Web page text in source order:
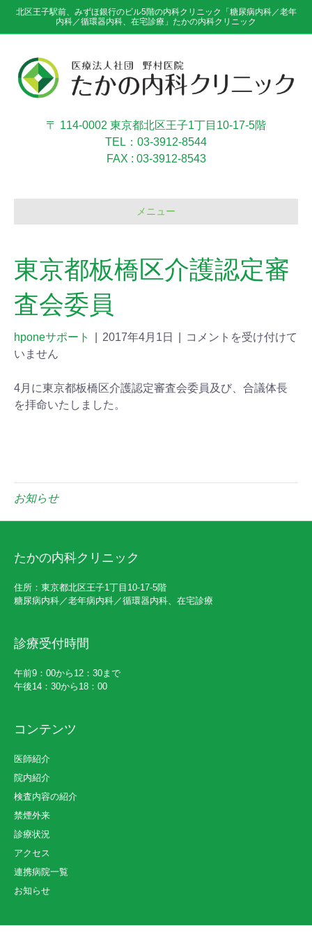
北区王子駅前、みずほ銀行のビル5階の内科クリニック「糖尿病内科／老年
内科／循環器内科、在宅診療」たかの内科クリニック
〒 114-0002 東京都北区王子1丁目10-17-5階
TEL：03-3912-8544
FAX : 03-3912-8543
メニュー
東京都板橋区介護認定審
査会委員
hponeサポート 2017年4月1日
コメントを受け付けて
いません
4月に東京都板橋区介護認定審査会委員及び、合議体長
を拝命いたしました。
お知らせ
たかの内科クリニック
住所：東京都北区王子1丁目10-17-5階
糖尿病内科／老年病内科／循環器内科、在宅診療
診療受付時間
午前9：00から12：30まで
午後14：30から18：00
コンテンツ
医師紹介
院内紹介
検査内容の紹介
禁煙外来
診療状況
アクセス
連携病院一覧
お知らせ